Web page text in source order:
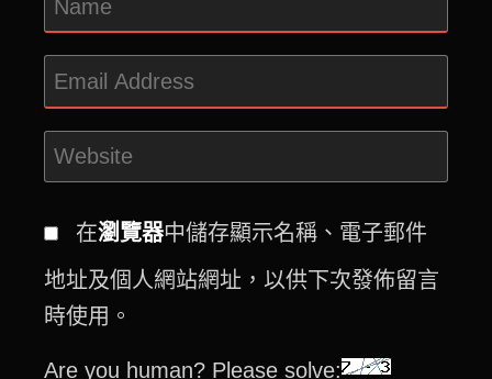
在瀏覽器中儲存顯示名稱、電子郵件
地址及個人網站網址，以供下次發佈留言
時使用。
Are you human? Please solve: